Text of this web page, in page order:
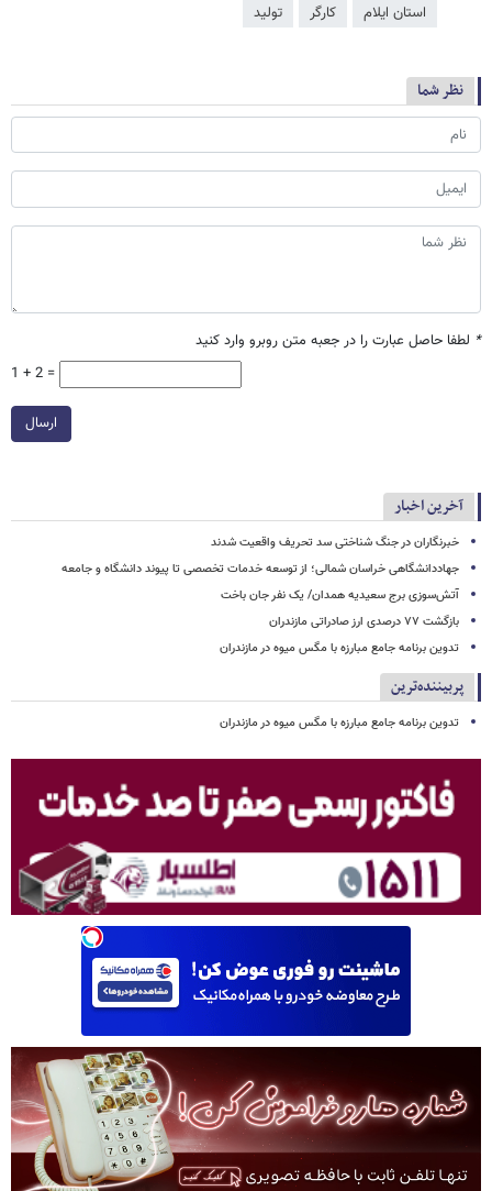
استان ایلام کارگر تولید
نظر شما
* لطفا حاصل عبارت را در جعبه متن روبرو وارد کنید
1 + 2 =
ارسال
آخرین اخبار
خبرنگاران در جنگ شناختی سد تحریف واقعیت شدند
جهاددانشگاهی خراسان شمالی؛ از توسعه خدمات تخصصی تا پیوند دانشگاه و جامعه
آتش‌سوزی برج سعیدیه همدان/ یک نفر جان باخت
بازگشت ۷۷ درصدی ارز صادراتی مازندران
تدوین برنامه جامع مبارزه با مگس میوه در مازندران
پربیننده‌ترین
تدوین برنامه جامع مبارزه با مگس میوه در مازندران